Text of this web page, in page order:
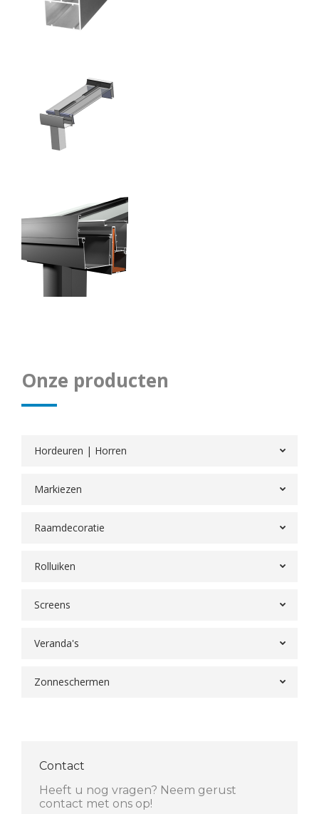
Onze producten
Hordeuren | Horren
Markiezen
Raamdecoratie
Rolluiken
Screens
Veranda's
Zonneschermen
Contact
Heeft u nog vragen? Neem gerust
contact met ons op!